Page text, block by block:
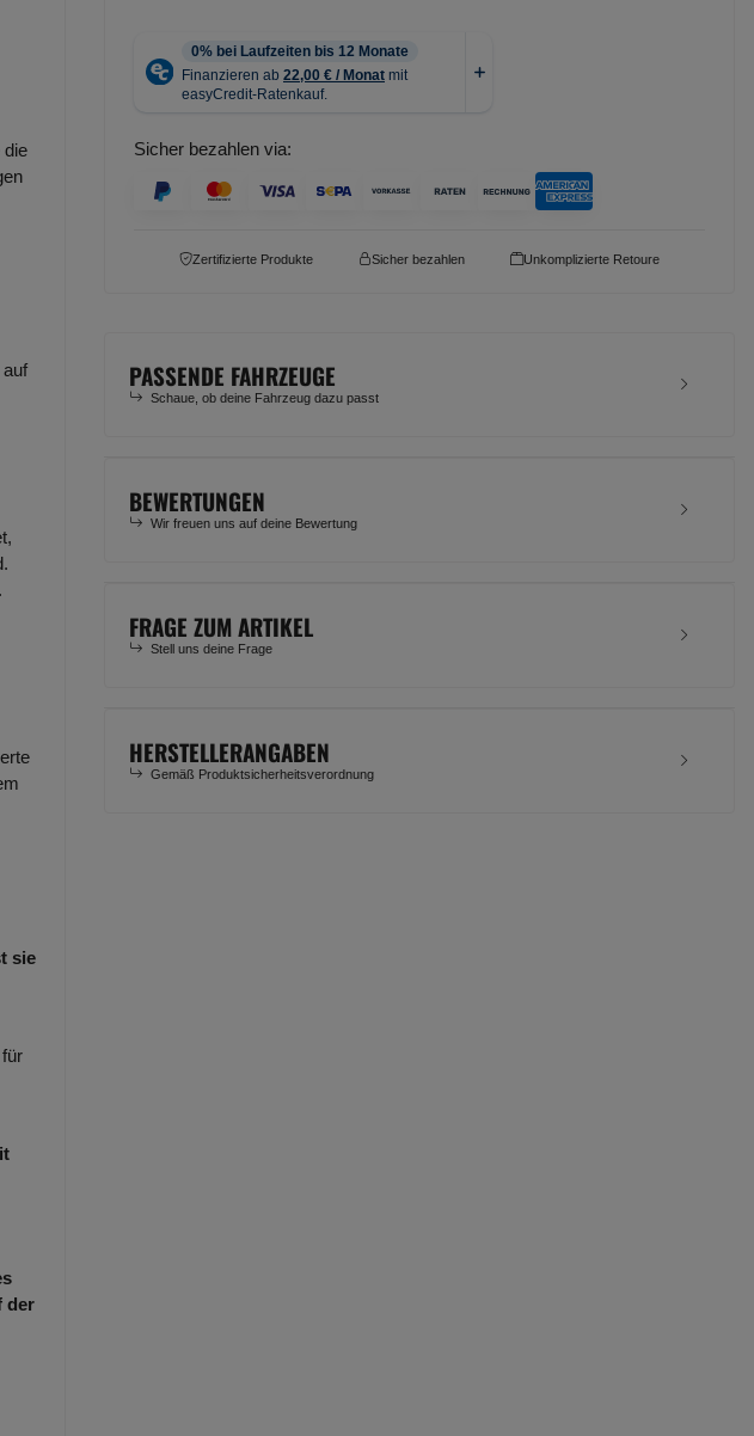
Sicher bezahlen via:
Zertifizierte Produkte Sicher bezahlen Unkomplizierte Retoure
PASSENDE FAHRZEUGE
Schaue, ob deine Fahrzeug dazu passt
BEWERTUNGEN
Wir freuen uns auf deine Bewertung
FRAGE ZUM ARTIKEL
Stell uns deine Frage
HERSTELLERANGABEN
Gemäß Produktsicherheitsverordnung
die
sie
der